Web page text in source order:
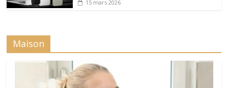
15 mars 2026
Maison